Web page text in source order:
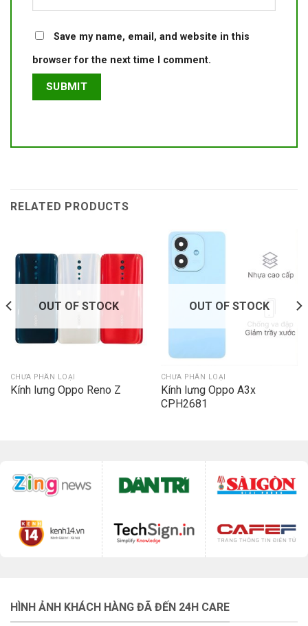
Save my name, email, and website in this
browser for the next time I comment.
RELATED PRODUCTS
OUT OF STOCK
CHƯA PHÂN LOẠI
Kính lưng Oppo Reno Z
OUT OF STOCK
CHƯA PHÂN LOẠI
Kính lưng Oppo A3x
CPH2681
HÌNH ẢNH KHÁCH HÀNG ĐÃ ĐẾN 24H CARE